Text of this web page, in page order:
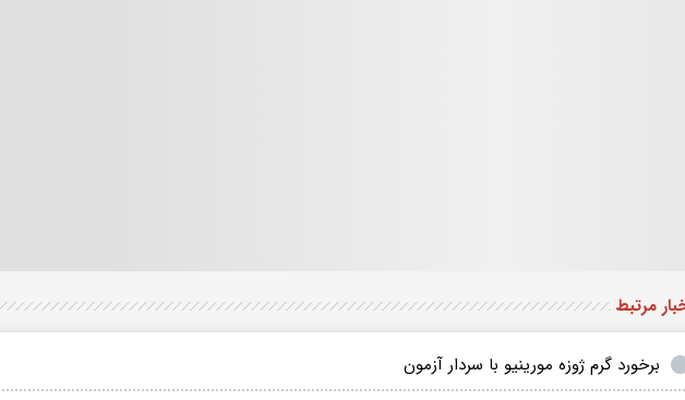
مرتبط
برخورد گرم ژوزه مورینیو با سردار آزمون